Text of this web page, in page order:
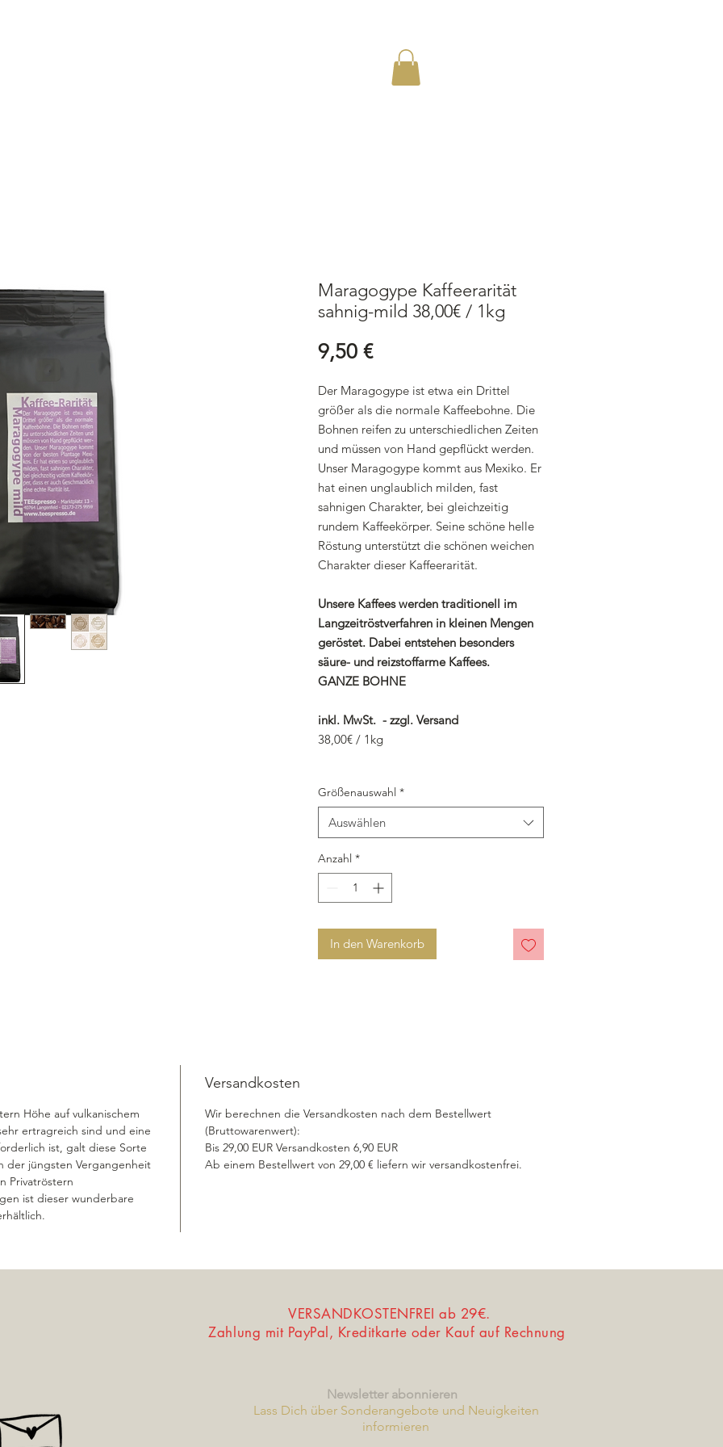
Maragogype Kaffeerarität
sahnig-mild 38,00€ / 1kg
9,50 €Preis
Der Maragogype ist etwa ein Drittel
größer als die normale Kaffeebohne. Die
Bohnen reifen zu unterschiedlichen Zeiten
und müssen von Hand gepflückt werden.
Unser Maragogype kommt aus Mexiko. Er
hat einen unglaublich milden, fast
sahnigen Charakter, bei gleichzeitig
rundem Kaffeekörper. Seine schöne helle
Röstung unterstützt die schönen weichen
Charakter dieser Kaffeerarität.
Unsere Kaffees werden traditionell im
Langzeitröstverfahren in kleinen Mengen
geröstet. Dabei entstehen besonders
säure- und reizstoffarme Kaffees.
GANZE BOHNE
inkl. MwSt. - zzgl. Versand
38,00€ / 1kg
Größenauswahl *
Auswählen
Anzahl *
In den Warenkorb
Höhe auf vulkanischem
ertragreich sind und eine
ist, galt diese Sorte
der jüngsten Vergangenheit
Privatröstern
ist dieser wunderbare
Versandkosten
Wir berechnen die Versandkosten nach dem Bestellwert
(Bruttowarenwert):
Bis 29,00 EUR Versandkosten 6,90 EUR
Ab einem Bestellwert von 29,00 € liefern wir versandkostenfrei.
VERSANDKOSTENFREI ab 29€.
Zahlung mit PayPal, Kreditkarte oder Kauf auf Rechnung
Newsletter abonnieren
Lass Dich über Sonderangebote und Neuigkeiten
informieren